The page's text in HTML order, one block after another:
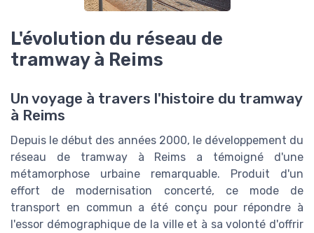
L'évolution du réseau de
tramway à Reims
Un voyage à travers l'histoire du tramway
à Reims
Depuis le début des années 2000, le développement du
réseau de tramway à Reims a témoigné d'une
métamorphose urbaine remarquable. Produit d'un
effort de modernisation concerté, ce mode de
transport en commun a été conçu pour répondre à
l'essor démographique de la ville et à sa volonté d'offrir